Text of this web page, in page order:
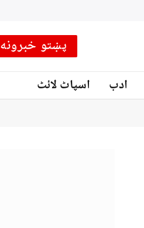
پښتو خبرونه
ادب اسپاٹ لائٹ